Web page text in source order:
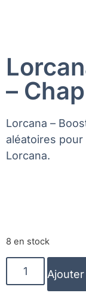
–
Lorcana –
aléatoires
Lorcana.
8 en stock